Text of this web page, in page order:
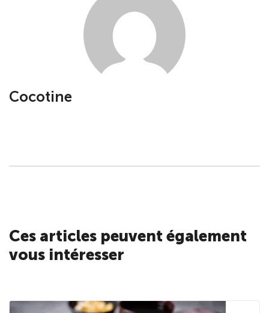
Cocotine
Ces articles peuvent également
vous intéresser